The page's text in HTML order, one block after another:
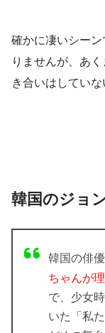
確かに凄いシー
りませんが、あく
き合いはしていな
韓国のジョ
韓国の俳優
ちゃんが
で、少女
いた「私